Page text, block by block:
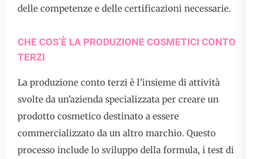
delle competenze e delle certificazioni necessarie.
CHE COS’È LA PRODUZIONE COSMETICI CONTO
TERZI
La produzione conto terzi è l’insieme di attività
svolte da un’azienda specializzata per creare un
prodotto cosmetico destinato a essere
commercializzato da un altro marchio. Questo
processo include lo sviluppo della formula, i test di